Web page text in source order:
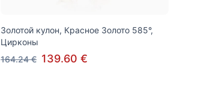
Золотой кулон, Красное Золото 585°,
Цирконы
164.24 € 139.60 €